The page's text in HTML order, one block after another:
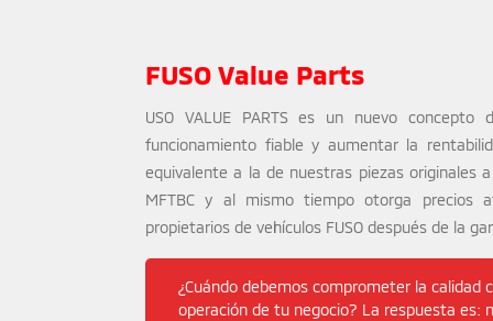
FUSO Value Parts
USO VALUE PARTS es un nuevo
funcionamiento fiable y aumentar la
equivalente a la de nuestras piezas originales
MFTBC y al mismo tiempo otorga precios
propietarios de vehículos FUSO después de la
¿Cuándo debemos comprometer la
operación de tu negocio? La respuesta es: